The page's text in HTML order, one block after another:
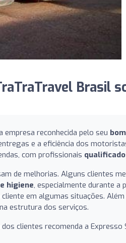
Brasil
empresa reconhecida pelo seu
e a eficiência dos
com profissionais
de melhorias. Alguns clientes
higiene, especialmente durante a
em algumas situações.
estrutura dos serviços.
clientes recomenda a Expresso